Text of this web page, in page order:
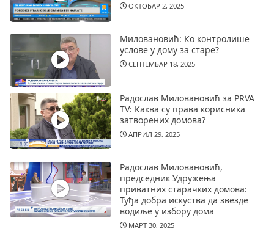
ОКТОБАР 2, 2025
Миловановић: Ко контролише
услове у дому за старе?
СЕПТЕМБАР 18, 2025
Радослав Миловановић за PRVA
TV: Каква су права корисника
затворених домова?
АПРИЛ 29, 2025
Радослав Миловановић,
председник Удружења
приватних старачких домова:
Туђа добра искуства да звезде
водиље у избору дома
МАРТ 30, 2025